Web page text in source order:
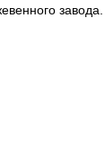
завода.